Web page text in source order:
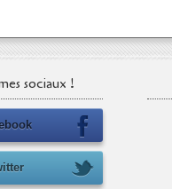
sociaux !